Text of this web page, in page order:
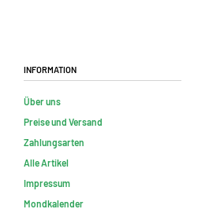
Information
Über uns
Preise und Versand
Zahlungsarten
Alle Artikel
Impressum
Mondkalender